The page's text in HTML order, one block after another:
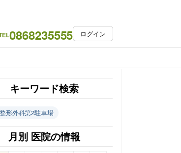
0868235555 ログイン
キーワード検索
形外科第2駐車場
月別 医院の情報